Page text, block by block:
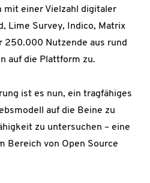
mit einer Vielzahl digitaler
Lime Survey, Indico, Matrix
250.000 Nutzende aus rund
auf die Plattform zu.
ist es nun, ein tragfähiges
auf die Beine zu
zu untersuchen – eine
Bereich von Open Source